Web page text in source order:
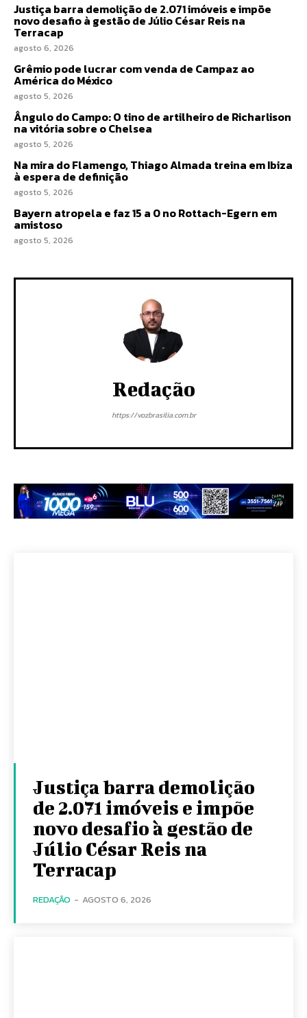
Justiça barra demolição de 2.071 imóveis e impõe
novo desafio à gestão de Júlio César Reis na
Terracap
agosto 6, 2026
Grêmio pode lucrar com venda de Campaz ao
América do México
agosto 5, 2026
Ângulo do Campo: O tino de artilheiro de Richarlison
na vitória sobre o Chelsea
agosto 5, 2026
Na mira do Flamengo, Thiago Almada treina em Ibiza
à espera de definição
agosto 5, 2026
Bayern atropela e faz 15 a 0 no Rottach-Egern em
amistoso
agosto 5, 2026
Redação
https://vozbrasilia.com.br
Justiça barra demolição
de 2.071 imóveis e impõe
novo desafio à gestão de
Júlio César Reis na
Terracap
REDAÇÃO - AGOSTO 6, 2026